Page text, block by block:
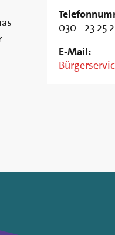
030 - 23 25
E-Mail: